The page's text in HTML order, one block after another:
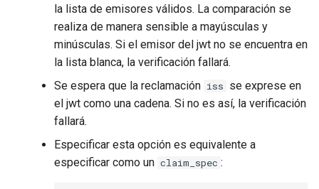
la lista de emisores válidos. La comparación se
realiza de manera sensible a mayúsculas y
minúsculas. Si el emisor del jwt no se encuentra en
la lista blanca, la verificación fallará.
Se espera que la reclamación iss se exprese en
el jwt como una cadena. Si no es así, la verificación
fallará.
Especificar esta opción es equivalente a
especificar como un claim_spec :